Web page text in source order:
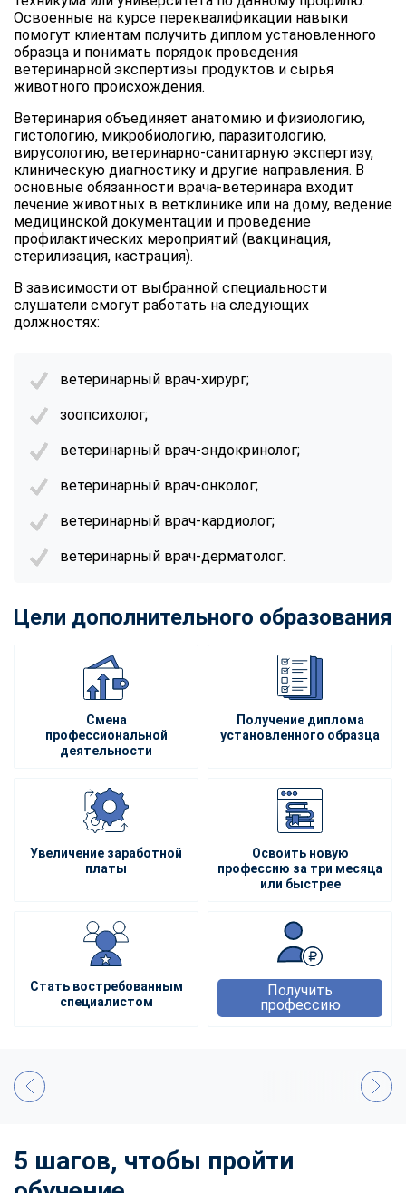
Освоенные на курсе переквалификации навыки
помогут клиентам получить диплом установленного
образца и понимать порядок проведения
ветеринарной экспертизы продуктов и сырья
животного происхождения.
Ветеринария объединяет анатомию и физиологию,
гистологию, микробиологию, паразитологию,
вирусологию, ветеринарно-санитарную экспертизу,
клиническую диагностику и другие направления. В
основные обязанности врача-ветеринара входит
лечение животных в ветклинике или на дому, ведение
медицинской документации и проведение
профилактических мероприятий (вакцинация,
стерилизация, кастрация).
В зависимости от выбранной специальности
слушатели смогут работать на следующих
должностях:
ветеринарный врач-хирург;
зоопсихолог;
ветеринарный врач-эндокринолог;
ветеринарный врач-онколог;
ветеринарный врач-кардиолог;
ветеринарный врач-дерматолог.
Цели дополнительного образования
Смена
профессиональной
деятельности
Получение диплома
установленного образца
Увеличение заработной
платы
Освоить новую
профессию за три месяца
или быстрее
Стать востребованным
специалистом
Получить
профессию
5 шагов, чтобы пройти